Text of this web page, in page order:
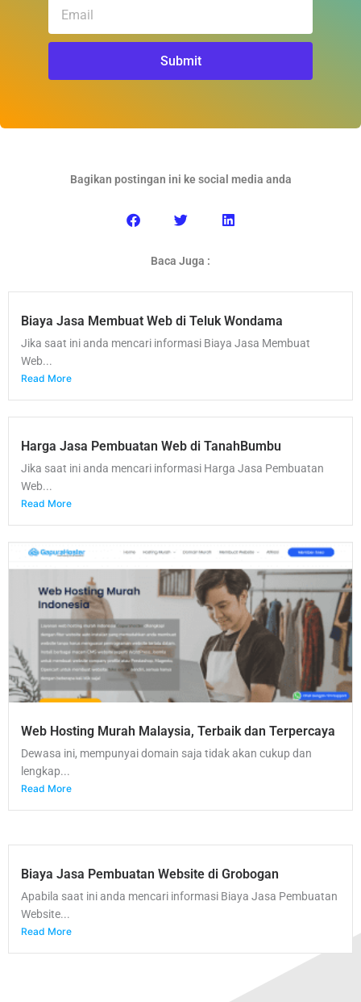
Submit
Bagikan postingan ini ke social media anda
Baca Juga :
Biaya Jasa Membuat Web di Teluk Wondama
Jika saat ini anda mencari informasi Biaya Jasa Membuat
Web...
Read More
Harga Jasa Pembuatan Web di TanahBumbu
Jika saat ini anda mencari informasi Harga Jasa Pembuatan
Web...
Read More
Web Hosting Murah Malaysia, Terbaik dan Terpercaya
Dewasa ini, mempunyai domain saja tidak akan cukup dan
lengkap...
Read More
Biaya Jasa Pembuatan Website di Grobogan
Apabila saat ini anda mencari informasi Biaya Jasa Pembuatan
Website...
Read More